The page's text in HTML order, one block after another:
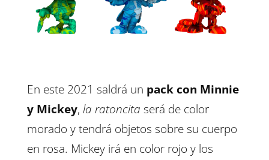
En este 2021 saldrá un pack con Minnie
y Mickey, la ratoncita será de color
morado y tendrá objetos sobre su cuerpo
en rosa. Mickey irá en color rojo y los